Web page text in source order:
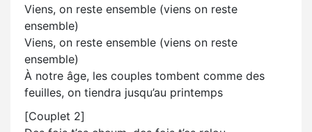
Viens, on reste ensemble (viens on reste
ensemble)
Viens, on reste ensemble (viens on reste
ensemble)
À notre âge, les couples tombent comme des
feuilles, on tiendra jusqu’au printemps
[Couplet 2]